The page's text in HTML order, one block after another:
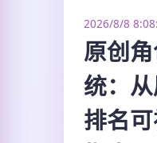
2026/8/8
原创
统：
排名